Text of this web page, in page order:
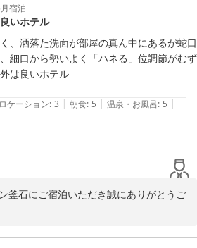
分でも、宿泊時にご不便なく快適にお過
様のご意見を参考により良いホテルづく
ましたこと重ねてお礼申し上げます。
れますようお願い申し上げます。
タッフ一同心よりお待ちしております。
宿泊
いホテル
、洒落た洗面が部屋の真ん中にあるが蛇口
細口から勢いよく「ハネる」位調節がむず
は良いホテル
ロケーション: 3 | 朝食: 5 | 温泉・お風呂: 5 |
釜石にご宿泊いただき誠にありがとうご